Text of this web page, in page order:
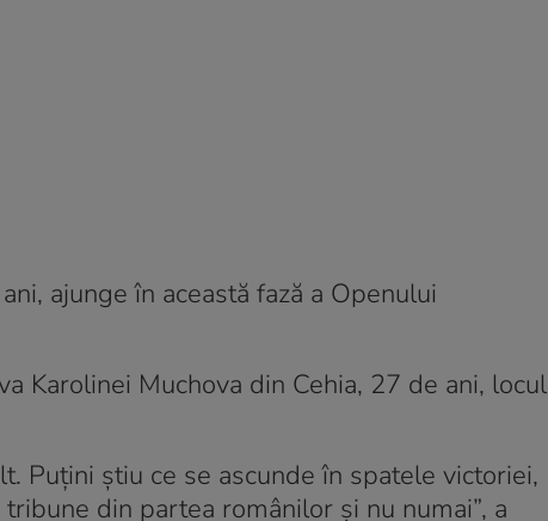
ajunge în această fază a Openului
Karolinei Muchova din Cehia, 27 de ani, locul
Puțini știu ce se ascunde în spatele victoriei,
din partea românilor și nu numai”, a